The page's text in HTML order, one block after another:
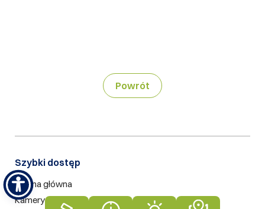
Powrót
Szybki dostęp​
Strona główna
Kamery live